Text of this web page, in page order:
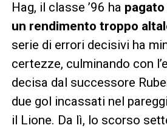
Hag, il classe ’96 ha
un rendimento troppo
serie di errori decisivi ha
certezze, culminando con
decisa dal successore
due gol incassati nel
il Lione. Da lì, lo scorso